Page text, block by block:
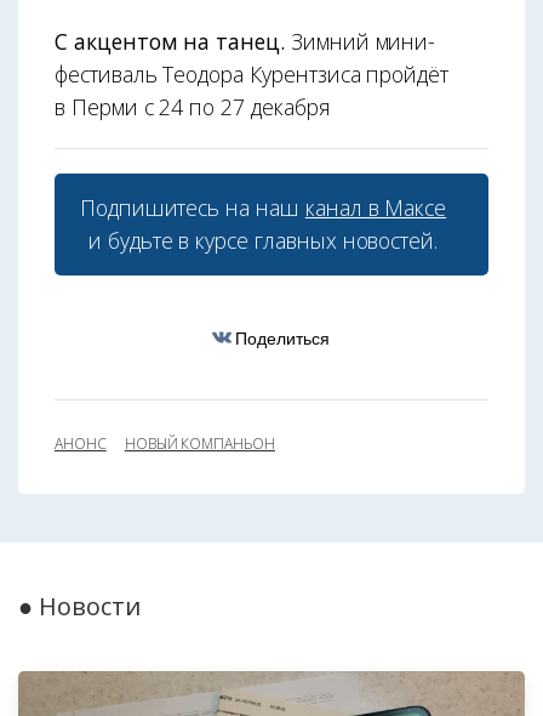
С акцентом на танец. Зимний мини-
фестиваль Теодора Курентзиса пройдёт
в Перми с 24 по 27 декабря
Подпишитесь на наш канал в Максе
и будьте в курсе главных новостей.
Поделиться
АНОНС НОВЫЙ КОМПАНЬОН
● Новости